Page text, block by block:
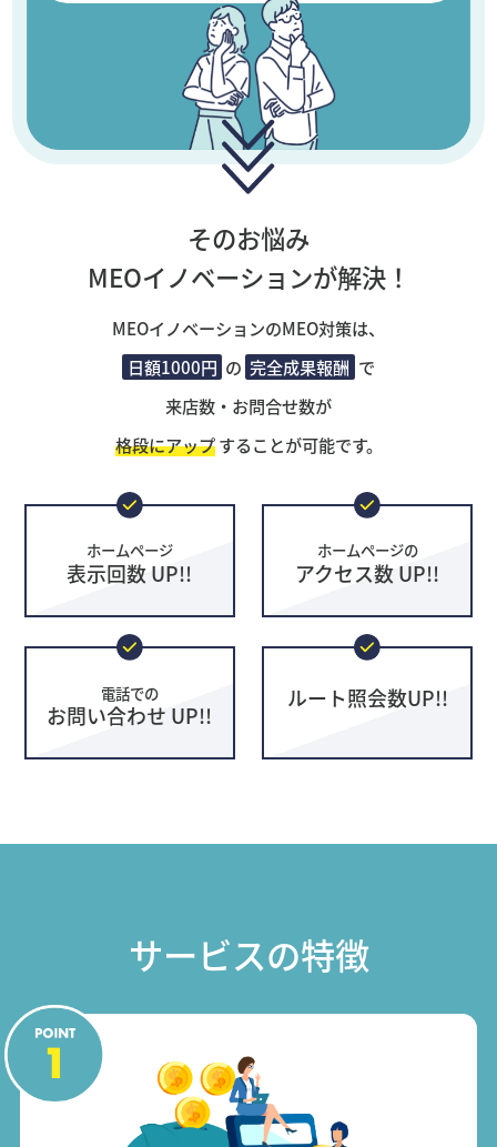
そのお悩み
MEOイノベーションが解決！
MEOイノベーションのMEO対策は、
日額1000円 の 完全成果報酬 で
来店数・お問合せ数が
格段にアップすることが可能です。
ホームページ
表示回数 UP!!
ホームページの
アクセス数 UP!!
電話での
お問い合わせ UP!!
ルート照会数UP!!
サービスの特徴